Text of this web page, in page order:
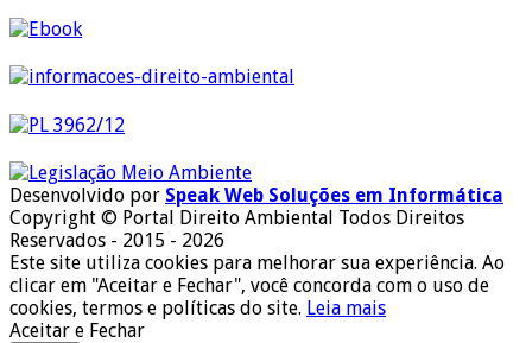
Desenvolvido por Speak Web Soluções em Informática
Copyright © Portal Direito Ambiental Todos Direitos
Reservados - 2015 - 2026
Este site utiliza cookies para melhorar sua experiência. Ao
clicar em "Aceitar e Fechar", você concorda com o uso de
cookies, termos e políticas do site. Leia mais
Aceitar e Fechar